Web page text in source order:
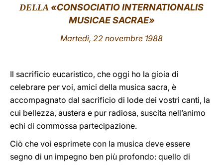
中文
DELLA «CONSOCIATIO INTERNATIONALIS
MUSICAE SACRAE»
Martedì, 22 novembre 1988
Il sacrificio eucaristico, che oggi ho la gioia di
celebrare per voi, amici della musica sacra, è
accompagnato dal sacrificio di lode dei vostri canti, la
cui bellezza, austera e pur radiosa, suscita nell’animo
echi di commossa partecipazione.
Ciò che voi esprimete con la musica deve essere
segno di un impegno ben più profondo: quello di